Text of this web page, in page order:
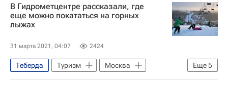
Газопроводы
Рашид Темрезов
В Гидрометцентре рассказали, где
еще можно покататься на горных
лыжах
31 марта 2021, 04:07 2424
Еще5
Теберда Туризм
Москва
Гидрометцентр
Роман Вильфанд